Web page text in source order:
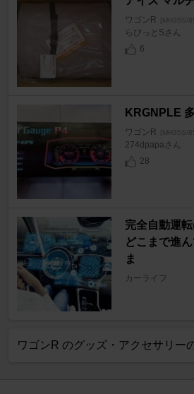
ワゴンR [MH35S/
らびっとSさん
6
KRGNPLE
ワゴンR [MH35S/
274dpapaさん
28
完全自動運
どこまで進
ま
カーライフ
ワゴンR のグッズ・アクセサリー